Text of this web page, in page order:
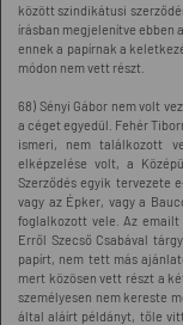
között szindikátusi
írásban megjelenítve ebben
ennek a papírnak a
módon nem vett részt.
68) Sényi Gábor nem volt
a céget egyedül. Fehér
ismeri, nem találkozott
elképzelése volt, a
Szerződés egyik tervezete
vagy az Épker, vagy a
foglalkozott vele. Az
Erről Szecső Csabával
papírt, nem tett más
mert közösen vett részt a
személyesen nem kereste
által aláírt példányt, tőle